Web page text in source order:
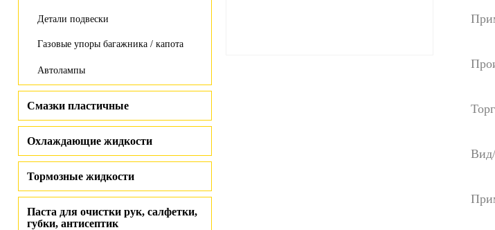
Детали подвески
Газовые упоры багажника / капота
Автолампы
Смазки пластичные
Охлаждающие жидкости
Тормозные жидкости
Паста для очистки рук, салфетки,
губки, антисептик